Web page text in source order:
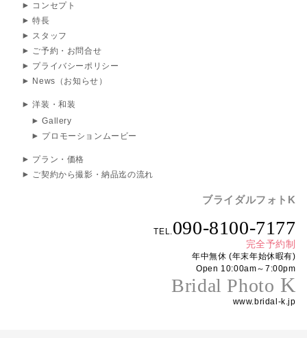
コンセプト
特長
スタッフ
ご予約・お問合せ
プライバシーポリシー
News（お知らせ）
洋装・和装
Gallery
プロモーションムービー
プラン・価格
ご契約から撮影・納品迄の流れ
ブライダルフォトK
TEL.090-8100-7177
完全予約制
年中無休 (年末年始休暇有)
Open 10:00am～7:00pm
Bridal Photo K
www.bridal-k.jp